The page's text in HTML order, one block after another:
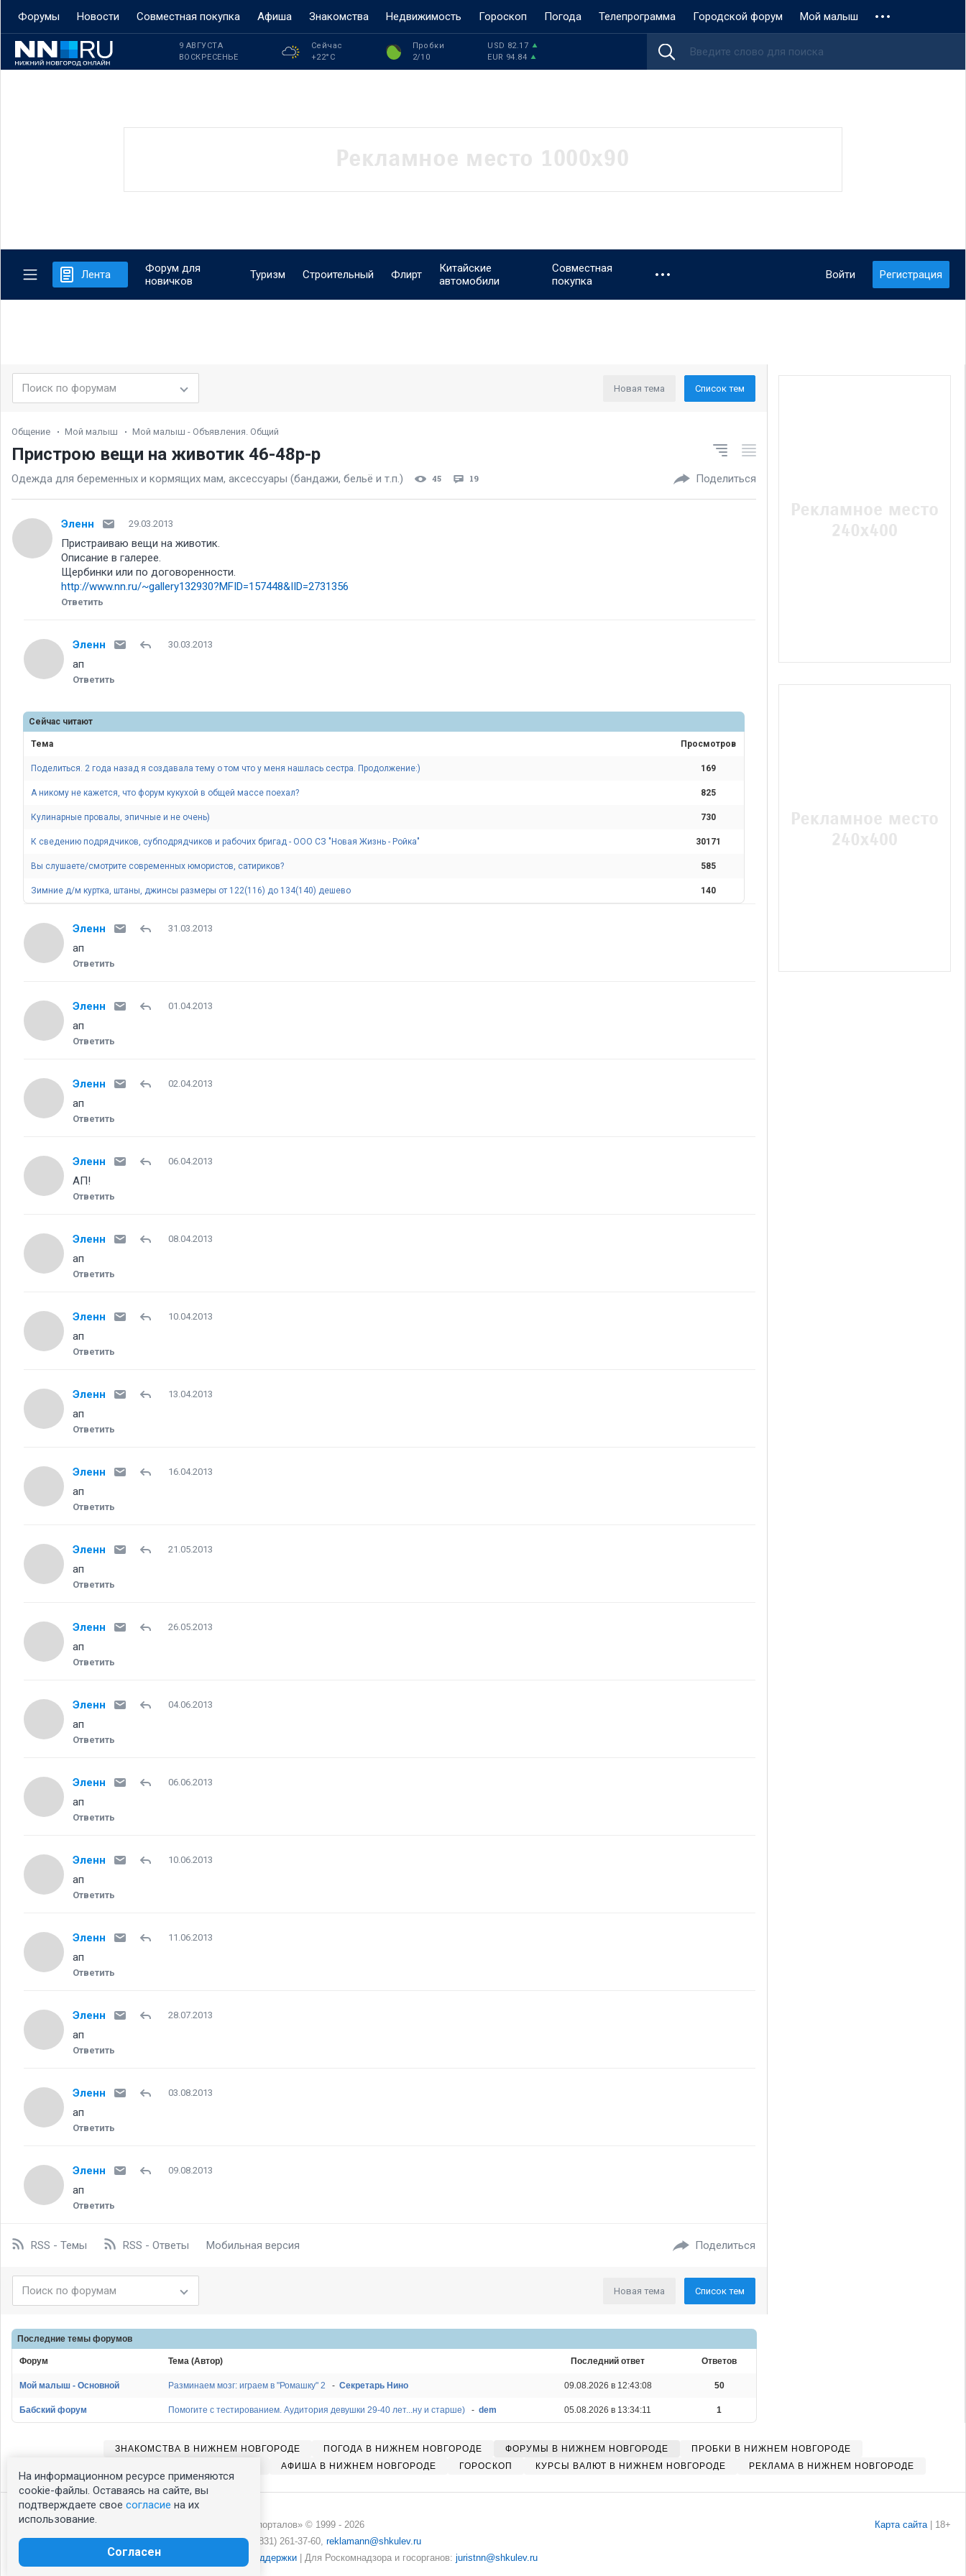
Форумы Новости Совместная покупка Афиша Знакомства Недвижимость Гороскоп Погода Телепрограмма Городской форум Мой малыш
9 АВГУСТА
ВОСКРЕСЕНЬЕ
Сейчас
+22°C
Пробки
2/10
USD 82.17
EUR 94.84
Лента
Форум для
новичков
Туризм Строительный Флирт
Китайские
автомобили
Совместная
покупка
Войти Регистрация
Новая тема Список тем
Общение Мой малыш Мой малыш - Объявления. Общий
Пристрою вещи на животик 46-48р-р
Одежда для беременных и кормящих мам, аксессуары (бандажи, бельё и т.п.) 45 19 Поделиться
Эленн 29.03.2013
Пристраиваю вещи на животик.
Описание в галерее.
Щербинки или по договоренности.
http://www.nn.ru/~gallery132930?MFID=157448&IID=2731356
Ответить
Эленн 30.03.2013
ап
Ответить
Сейчас читают
Тема Просмотров
Поделиться. 2 года назад я создавала тему о том что у меня нашлась сестра. Продолжение:) 169
А никому не кажется, что форум кукухой в общей массе поехал 825
Кулинарные провалы, эпичные и не очень) 730
К сведению подрядчиков, субподрядчиков и рабочих бригад - ООО СЗ "Новая Жизнь - Ройка" 30171
Вы слушаете/смотрите современных юмористов, сатириков 585
Зимние д/м куртка, штаны, джинсы размеры от 122(116) до 134(140) дешево 140
Эленн 31.03.2013
ап
Ответить
Эленн 01.04.2013
ап
Ответить
Эленн 02.04.2013
ап
Ответить
Эленн 06.04.2013
АП!
Ответить
Эленн 08.04.2013
ап
Ответить
Эленн 10.04.2013
ап
Ответить
Эленн 13.04.2013
ап
Ответить
Эленн 16.04.2013
ап
Ответить
Эленн 21.05.2013
ап
Ответить
Эленн 26.05.2013
ап
Ответить
Эленн 04.06.2013
ап
Ответить
Эленн 06.06.2013
ап
Ответить
Эленн 10.06.2013
ап
Ответить
Эленн 11.06.2013
ап
Ответить
Эленн 28.07.2013
ап
Ответить
Эленн 03.08.2013
ап
Ответить
Эленн 09.08.2013
ап
Ответить
RSS - Темы RSS - Ответы Мобильная версия Поделиться
Новая тема Список тем
Последние темы форумов
Форум Тема (Автор) Последний ответ Ответов
Мой малыш - Основной Разминаем мозг: играем в "Ромашку" 2 -Секретарь Нино 09.08.2026 в 12:43:08 50
Бабский форум Помогите с тестированием. Аудитория девушки 29-40 лет...ну и старше) -dem 05.08.2026 в 13:34:11 1
ЗНАКОМСТВА В НИЖНЕМ НОВГОРОДЕ ПОГОДА В НИЖНЕМ НОВГОРОДЕ ФОРУМЫ В НИЖНЕМ НОВГОРОДЕ
ПРОБКИ В НИЖНЕМ НОВГОРОДЕ
АФИША В НИЖНЕМ НОВГОРОДЕ ГОРОСКОП КУРСЫ ВАЛЮТ В НИЖНЕМ НОВГОРОДЕ РЕКЛАМА В НИЖНЕМ НОВГОРОДЕ
Карта сайта| 18+
ООО «Сеть городских порталов» © 1999 - 2026
Реклама на NN.RU+7 (831) 261-37-60, reklamann@shkulev.ru
Раздел технической поддержки | Для Роскомнадзора и госорганов: juristnn@shkulev.ru
На информационном ресурсе применяются
cookie-файлы. Оставаясь на сайте, вы
подтверждаете свое согласие на их
использование.
Согласен